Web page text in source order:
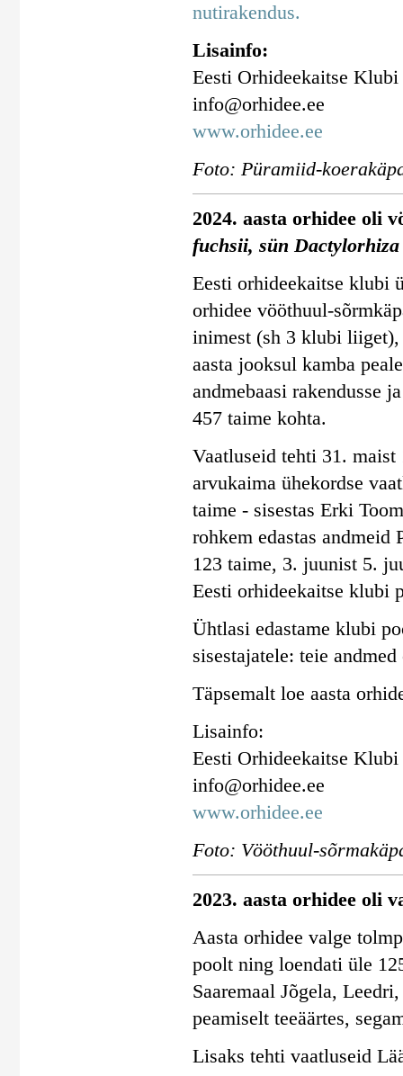
nutirakendus.
Lisainfo:
Eesti Orhideekaitse Klubi
info@orhidee.ee
www.orhidee.ee
Foto: Püramiid-
2024. aasta orhidee oli
fuchsii, sün
Eesti orhideekaitse klubi
orhidee vööthuul-
inimest (sh 3 klubi liiget),
aasta jooksul kamba
andmebaasi rakendusse
457 taime kohta.
Vaatluseid tehti 31.
arvukaima ühekordse
taime - sisestas Erki
rohkem edastas
123 taime, 3. juunist 5.
Eesti orhideekaitse klubi
Ühtlasi edastame klubi
sisestajatele: teie
Täpsemalt loe aasta
Lisainfo:
Eesti Orhideekaitse Klubi
info@orhidee.ee
www.orhidee.ee
Foto: Vööthuul-
2023. aasta orhidee oli
Aasta orhidee valge
poolt ning loendati üle
Saaremaal Jõgela,
peamiselt teeäärtes,
Lisaks tehti vaatluseid